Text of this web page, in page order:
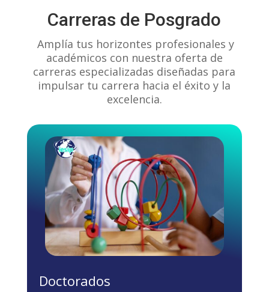
1 0
Carreras de Posgrado
Amplía tus horizontes profesionales y
académicos con nuestra oferta de
carreras especializadas diseñadas para
impulsar tu carrera hacia el éxito y la
excelencia.
Doctorados